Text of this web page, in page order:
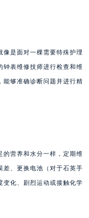
像是面对一棵需要特殊护理
钟表维修技师进行检查和维
能够准确诊断问题并进行精
的营养和水分一样，定期维
差、更换电池（对于石英手
变化、剧烈运动或接触化学